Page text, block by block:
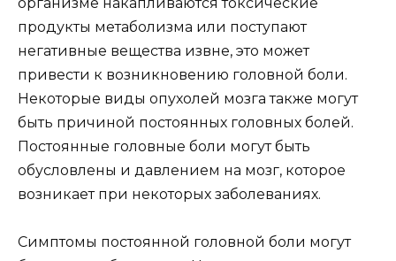
продукты метаболизма или поступают
негативные вещества извне, это может
привести к возникновению головной боли.
Некоторые виды опухолей мозга также могут
быть причиной постоянных головных болей.
Постоянные головные боли могут быть
обусловлены и давлением на мозг, которое
возникает при некоторых заболеваниях.
Симптомы постоянной головной боли могут